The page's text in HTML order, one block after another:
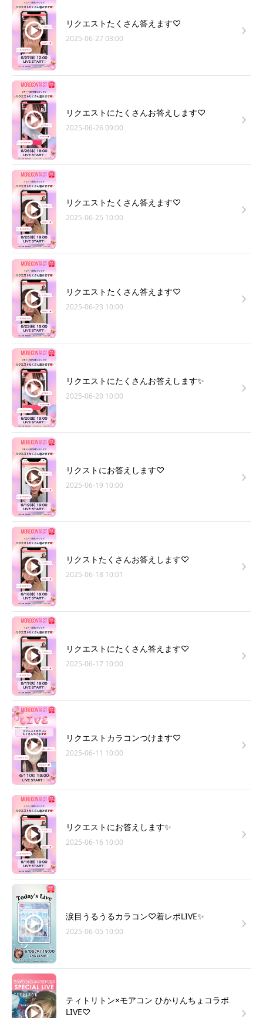
リクエストたくさん答えます♡
2025-06-27 03:00
リクエストにたくさんお答えします♡
2025-06-26 09:00
リクエストたくさん答えます♡
2025-06-25 10:00
リクエストたくさん答えます♡
2025-06-23 10:00
リクエストにたくさんお答えします✨
2025-06-20 10:00
リクストにお答えします♡
2025-06-19 10:00
リクストたくさんお答えします♡
2025-06-18 10:01
リクエストにたくさん答えます♡
2025-06-17 10:00
リクエストカラコンつけます♡
2025-06-11 10:00
リクエストにお答えします✨
2025-06-16 10:00
涙目うるうるカラコン♡着レポLIVE✨
2025-06-05 10:00
ティトリトン×モアコン ひかりんちょコラボ
LIVE♡